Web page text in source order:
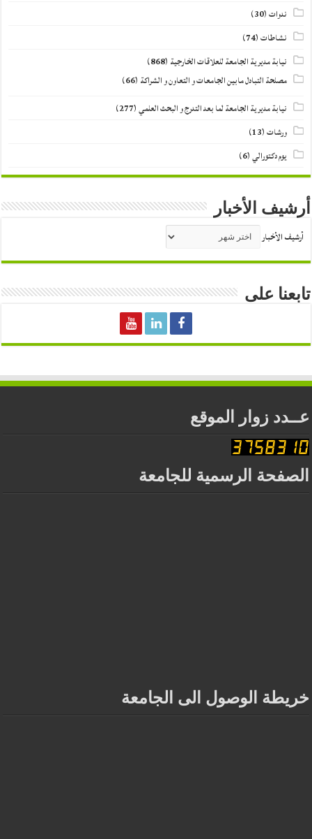
ندوات(30)
نشاطات(74)
نيابة مديرية الجامعة للعلاقات الخارجية (868)
مصلحة التبادل مابين الجامعات و التعاون و الشراكة (66)
نيابة مديرية الجامعة لما بعد التدرج و البحث العلمي(277)
ورشات(13)
يوم دكتورالي(6)
أرشيف الأخبار
أرشيف الأخبار
تابعنا على
عــدد زوار الموقع
الصفحة الرسمية للجامعة
خريطة الوصول الى الجامعة